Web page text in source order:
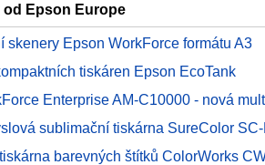
od Epson Europe
skenery Epson WorkForce formátu A3
tiskáren Epson EcoTank
Enterprise AM-C10000 - nová
sublimační tiskárna SureColor
barevných štítků ColorWorks